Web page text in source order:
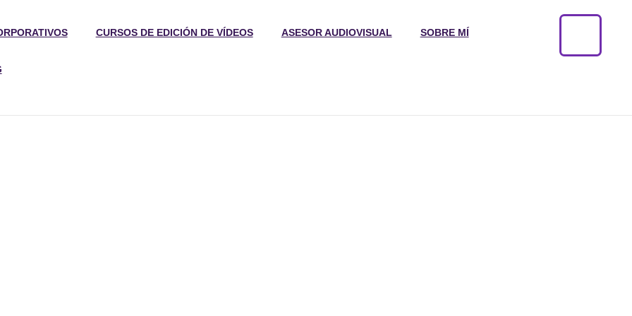
CURSOS DE EDICIÓN DE VÍDEOS ASESOR AUDIOVISUAL SOBRE MÍ